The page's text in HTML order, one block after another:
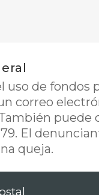
de fondos
correo
puede
El
queja.